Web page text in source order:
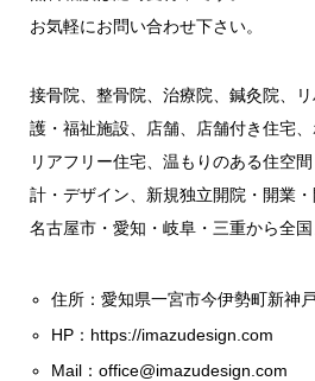
お気軽にお問い合わせ下さい。
接骨院、整骨院、治療院、鍼灸院、
護・福祉施設、店舗、店舗付き住宅
リアフリー住宅、温もりのある住空
計・デザイン、新規独立開院・開業
名古屋市・愛知・岐阜・三重から全
住所：愛知県一宮市今伊勢町新神
HP： https://imazudesign.com
Mail：office@imazudesign.com